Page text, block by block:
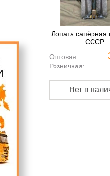
Лопата сапёрная
СССР
Оптовая:
Розничная:
Нет в